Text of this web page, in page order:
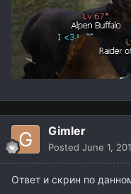
Gimler
Posted June 1,
Ответ и скрин по